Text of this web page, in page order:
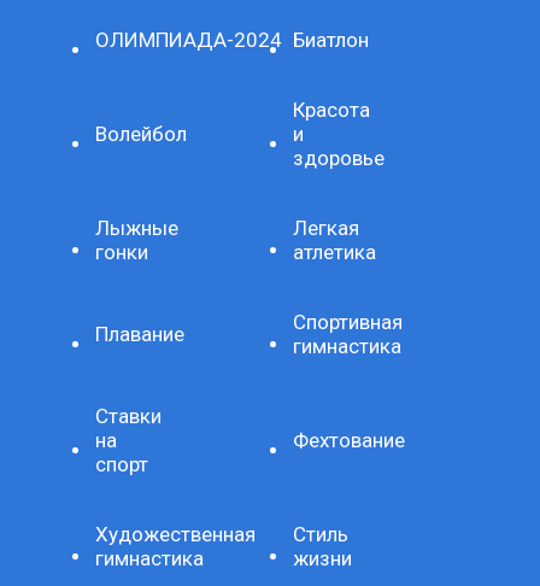
ОЛИМПИАДА-2024 Биатлон
Волейбол
Красота
и
здоровье
Лыжные
гонки
Легкая
атлетика
Плавание
Спортивная
гимнастика
Ставки
на
спорт
Фехтование
Художественная
гимнастика
Стиль
жизни